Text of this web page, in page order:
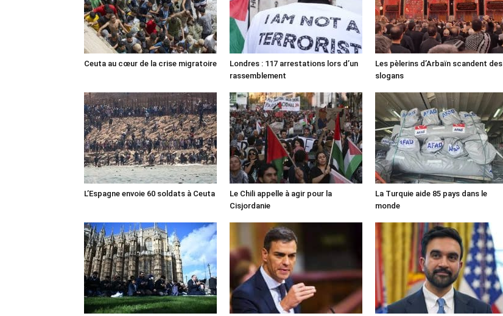
Ceuta au cœur de la crise migratoire
Londres : 117 arrestations lors d’un
rassemblement
Les pèlerins d’Arbaïn scandent des
slogans
L’Espagne envoie 60 soldats à Ceuta
Le Chili appelle à agir pour la
Cisjordanie
La Turquie aide 85 pays dans le
monde